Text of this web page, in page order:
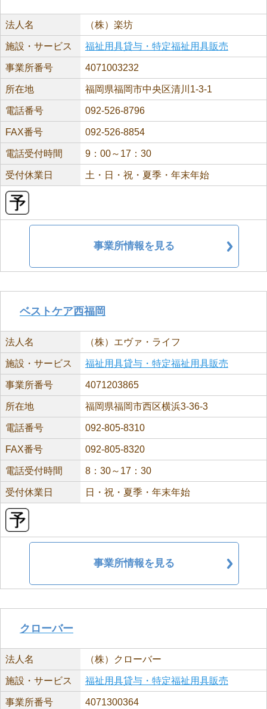
法人名 （株）楽坊
施設・サービス 福祉用具貸与・特定福祉用具販売
事業所番号 4071003232
所在地 福岡県福岡市中央区清川1-3-1
電話番号 092-526-8796
FAX番号 092-526-8854
電話受付時間 9：00～17：30
受付休業日 土・日・祝・夏季・年末年始
事業所情報を見る
ベストケア西福岡
法人名 （株）エヴァ・ライフ
施設・サービス 福祉用具貸与・特定福祉用具販売
事業所番号 4071203865
所在地 福岡県福岡市西区横浜3-36-3
電話番号 092-805-8310
FAX番号 092-805-8320
電話受付時間 8：30～17：30
受付休業日 日・祝・夏季・年末年始
事業所情報を見る
クローバー
法人名 （株）クローバー
施設・サービス 福祉用具貸与・特定福祉用具販売
事業所番号 4071300364